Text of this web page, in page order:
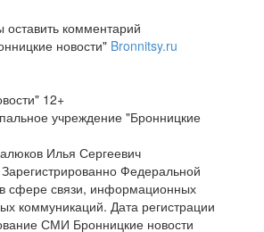
оставить комментарий
новости" Bronnitsy.ru
12+
учреждение "Бронницкие
Илья Сергеевич
Федеральной
сфере связи, информационных
коммуникаций. Дата регистрации
СМИ Бронницкие новости